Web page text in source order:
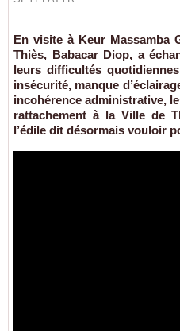
En visite à Keur Massamba
Thiès, Babacar Diop, a
leurs difficultés
insécurité, manque
incohérence administrative,
rattachement à la Ville de
l’édile dit désormais vouloir